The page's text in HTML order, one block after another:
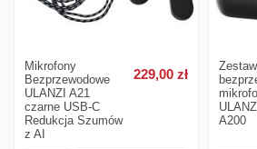
Mikrofony
Bezprzewodowe
ULANZI A21
czarne USB-C
Redukcja Szumów
z AI
229,00 zł
Zestaw
A200